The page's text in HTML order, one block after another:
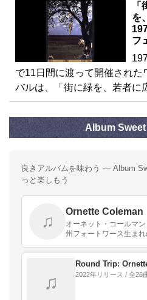
を
フ
で11日間に渡って開催された
バルは、「街に緑を、若者に
Album Sweet
良きアルバムを味わう — Album
っと楽しもう
♫
Ornette Coleman
オーネット・コールマ
州フォートワース生ま
なす。フリージャズの
♫
Round Trip:
2022年リリース / 全26